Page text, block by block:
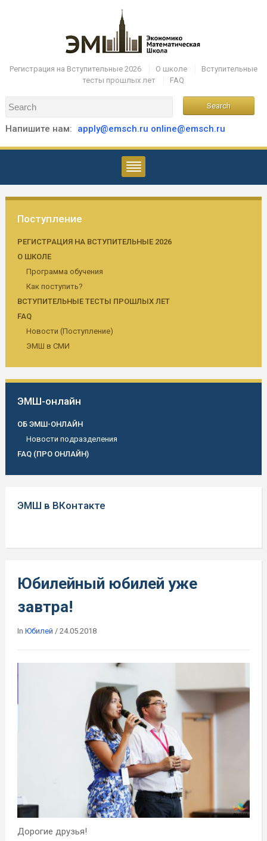
Регистрация на Вступительные 2026 О школе
Вступительные
тесты прошлых лет
FAQ
Напишите нам: apply@emsch.ru online@emsch.ru
Поступление
РЕГИСТРАЦИЯ НА ВСТУПИТЕЛЬНЫЕ 2026
О ШКОЛЕ
Программа обучения
Как поступить?
ВСТУПИТЕЛЬНЫЕ ТЕСТЫ ПРОШЛЫХ ЛЕТ
FAQ
Новости (Поступление)
ЭМШ в СМИ
ЭМШ-онлайн
ОБ ЭМШ-ОНЛАЙН
Новости подразделения
FAQ (ПРО ОНЛАЙН)
ЭМШ в ВКонтакте
Юбилейный юбилей уже
завтра!
In Юбилей / 24.05.2018
Дорогие друзья!